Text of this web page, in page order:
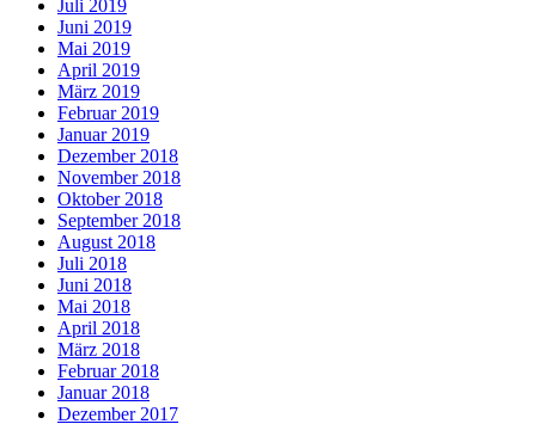
Juli 2019
Juni 2019
Mai 2019
April 2019
März 2019
Februar 2019
Januar 2019
Dezember 2018
November 2018
Oktober 2018
September 2018
August 2018
Juli 2018
Juni 2018
Mai 2018
April 2018
März 2018
Februar 2018
Januar 2018
Dezember 2017